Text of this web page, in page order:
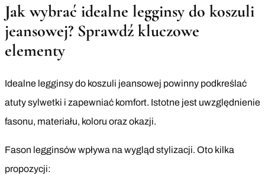
Jak wybrać idealne legginsy do koszuli
jeansowej? Sprawdź kluczowe
elementy
Idealne legginsy do koszuli jeansowej powinny podkreślać
atuty sylwetki i zapewniać komfort. Istotne jest uwzględnienie
fasonu, materiału, koloru oraz okazji.
Fason legginsów wpływa na wygląd stylizacji. Oto kilka
propozycji: